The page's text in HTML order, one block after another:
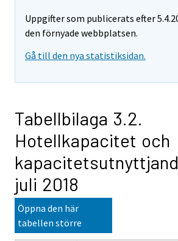
Uppgifter som publicerats efter
den förnyade webbplatsen.
Gå till den nya statistiksidan.
Tabellbilaga 3.2.
Hotellkapacitet och
juli 2018
Öppna den här
tabellen större